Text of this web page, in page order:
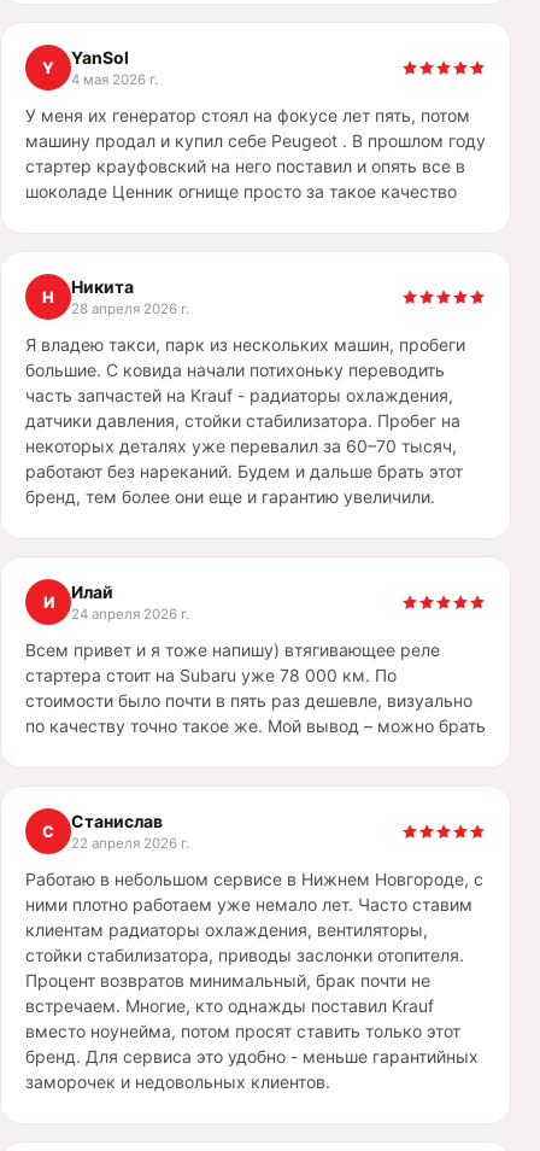
Y YanSol
4 мая 2026 г.
У меня их генератор стоял на фокусе лет пять, потом
машину продал и купил себе Peugeot . В прошлом году
стартер крауфовский на него поставил и опять все в
шоколаде Ценник огнище просто за такое качество
Н Никита
28 апреля 2026 г.
Я владею такси, парк из нескольких машин, пробеги
большие. С ковида начали потихоньку переводить
часть запчастей на Krauf - радиаторы охлаждения,
датчики давления, стойки стабилизатора. Пробег на
некоторых деталях уже перевалил за 60–70 тысяч,
работают без нареканий. Будем и дальше брать этот
бренд, тем более они еще и гарантию увеличили.
И Илай
24 апреля 2026 г.
Всем привет и я тоже напишу) втягивающее реле
стартера стоит на Subaru уже 78 000 км. По
стоимости было почти в пять раз дешевле, визуально
по качеству точно такое же. Мой вывод – можно брать
С Станислав
22 апреля 2026 г.
Работаю в небольшом сервисе в Нижнем Новгороде, с
ними плотно работаем уже немало лет. Часто ставим
клиентам радиаторы охлаждения, вентиляторы,
стойки стабилизатора, приводы заслонки отопителя.
Процент возвратов минимальный, брак почти не
встречаем. Многие, кто однажды поставил Krauf
вместо ноунейма, потом просят ставить только этот
бренд. Для сервиса это удобно - меньше гарантийных
заморочек и недовольных клиентов.